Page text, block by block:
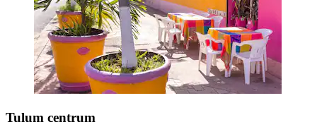
Tulum centrum